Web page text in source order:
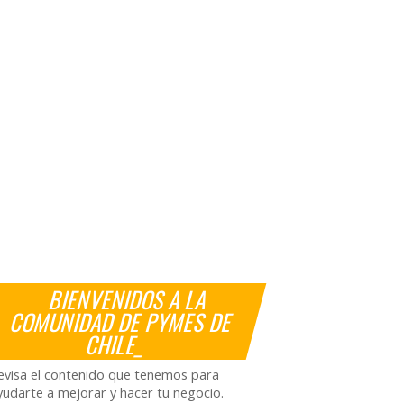
BIENVENIDOS A LA
COMUNIDAD DE PYMES DE
CHILE_
el contenido que tenemos para
a mejorar y hacer tu negocio.